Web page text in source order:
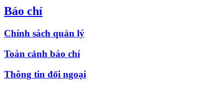
Báo chí
Chính sách quản lý
Toàn cảnh báo chí
Thông tin đối ngoại